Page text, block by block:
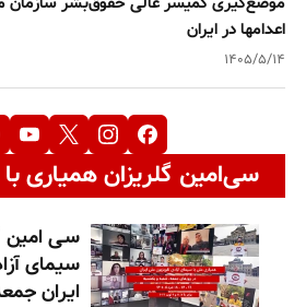
اعدامها در ایران
۱۴۰۵/۵/۱۴
سی‌امین گلریزان همیاری
سـی امین
سیمای
ایران